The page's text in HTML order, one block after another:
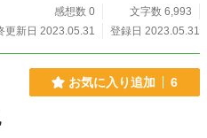
がつながっていて第二話以降の投稿が可
問的薀蓄の部分（──と書いて、自分で
に知的“箔”をつけさせるため書いた部
が喋っちゃってるようで……）を水増し
ことになりそうです。 （「第二話 菱
インよりエグいことされちゃうサブ・
いつの間にかヒロイン交代、……なんて
って多分、ロボット・アニメの主役メ
感想数 0
文字数 6,993
更新日 2023.05.31
登録日 2023.05.31
お気に入り追加 6